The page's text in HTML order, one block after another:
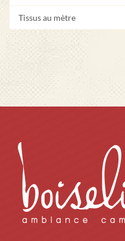
Tissus au mètre